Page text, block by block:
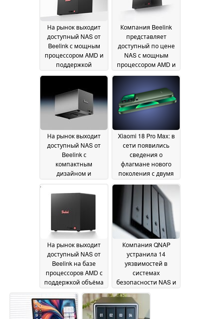
На рынок выходит
доступный NAS от
Beelink с мощным
процессором AMD и
поддержкой
хранилища объемом
Компания Beelink
представляет
доступный по цене
NAS с мощным
процессором AMD и
поддержкой
хранилища объемом
72 ТБ18 July 2026
На рынок выходит
доступный NAS от
Beelink с
компактным
дизайном и
хранения до 68 ТБ
Xiaomi 18 Pro Max: в
сети появились
сведения о
флагмане нового
поколения с двумя
200-
мегапиксельными
камерами и емким
аккумулятором
07 July
2026
На рынок выходит
доступный NAS от
Beelink на базе
процессоров AMD с
поддержкой объёма
хранения до 136 ТБ
02 July 2026
Компания QNAP
устранила 14
уязвимостей в
системах
безопасности NAS и
рекомендует
обновить QTS и
QuTS
29 June 2026